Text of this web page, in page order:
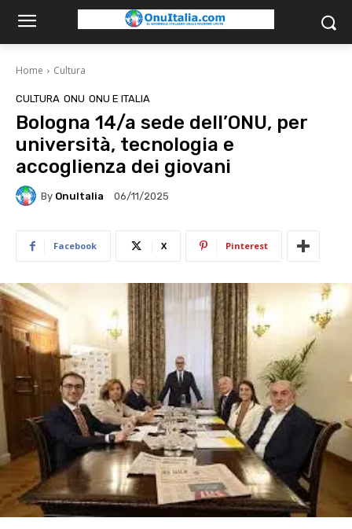
Home Cultura
CULTURA ONU ONU E ITALIA
Bologna 14/a sede dell’ONU, per
università, tecnologia e
accoglienza dei giovani
By OnuItalia 06/11/2025
Facebook X Pinterest